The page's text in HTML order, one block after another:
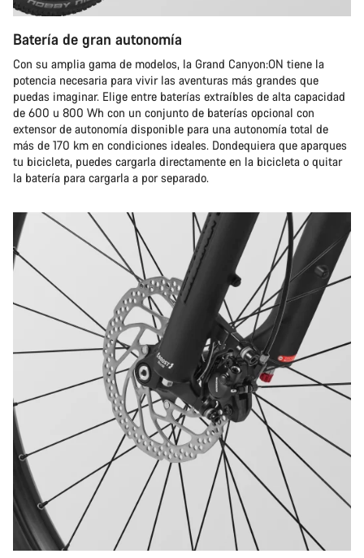
Batería de gran autonomía
Con su amplia gama de modelos, la Grand Canyon:ON tiene la
potencia necesaria para vivir las aventuras más grandes que
puedas imaginar. Elige entre baterías extraíbles de alta capacidad
de 600 u 800 Wh con un conjunto de baterías opcional con
extensor de autonomía disponible para una autonomía total de
más de 170 km en condiciones ideales. Dondequiera que aparques
tu bicicleta, puedes cargarla directamente en la bicicleta o quitar
la batería para cargarla a por separado.